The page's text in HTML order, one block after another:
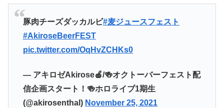
豚肉チーズダッカルビ#麦ジュースフェスト
#AkiroseBeerFEST
pic.twitter.com/OqHvZCHKs0
— アキロゼAkirose🍎/🍻オクトーバーフェスト配
信企画スタート！🍻ホロライブ1期生
(@akirosenthal) November 25, 2021